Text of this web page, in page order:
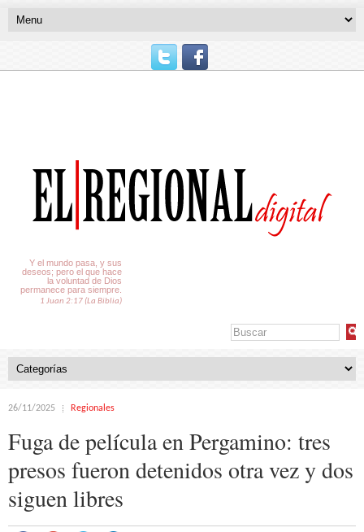
Y el mundo pasa, y sus
deseos; pero el que hace
la voluntad de Dios
permanece para siempre.
1 Juan 2:17 (La Biblia)
26/11/2025 Regionales
Fuga de película en Pergamino: tres
presos fueron detenidos otra vez y dos
siguen libres